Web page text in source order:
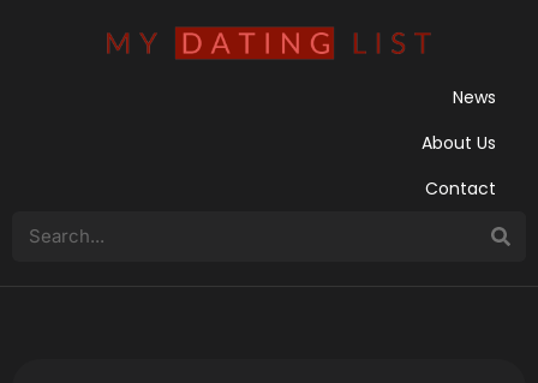
News
About Us
Contact